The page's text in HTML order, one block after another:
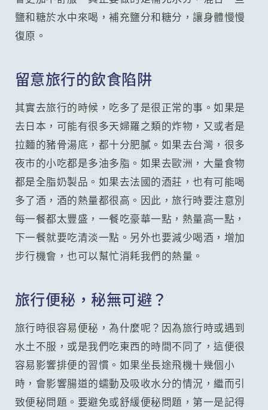
鹽和糖於水中來喝，補充鹽分和糖分，讓身體慢慢
復原。
留意旅行的飲食陷阱
其實去旅行的時候，吃多了是很正常的事。如果是
去日本，可能有很多天婦羅之類的炸物，又或者是
拉麵的豬骨湯底，都十分肥膩。如果去台灣，很多
夜市的小吃都是多油多脂。如果去歐洲，大量食物
都是全脂奶製品。如果去法國的酒莊，也有可能喝
多了酒，酒的熱量都很高。因此，旅行時要注意別
每一餐都太豐盛，一餐吃豪華一點，熱量高一點，
下一餐就要吃清淡一點。另外也要減少喝酒，增加
步行機會，也可以幫忙消耗我們的熱量。
旅行便秘，秘無可避？
旅行時很容易便秘，為什麼呢？因為旅行時或遇到
水土不服，或是我們吃東西的時間不同了，這便很
容易影響排便的習慣。如果坐長途飛機十幾個小
時，會影響腸道的蠕動及吸收水分的情況，繼而引
致便秘問題。要避免或舒緩便秘問題，第一是記得